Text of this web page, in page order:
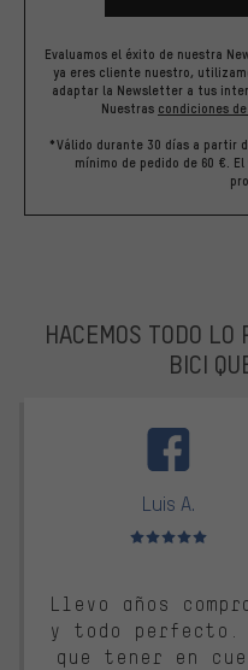
Evaluamos el éxito de nuestra
ya eres cliente nuestro,
adaptar la Newsletter a tus
Nuestras condiciones
*Válido durante 30 días a partir
mínimo de pedido de 60 €.
HACEMOS TODO
BICI
Luis A.
Valoración media: 5
Llevo años
y todo perfecto.
que tener en